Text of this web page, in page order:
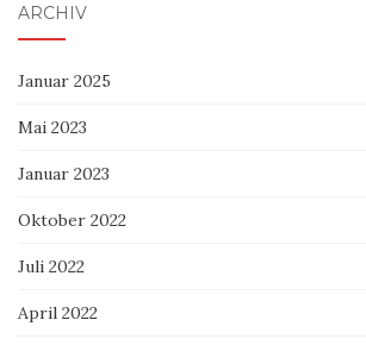
ARCHIV
Januar 2025
Mai 2023
Januar 2023
Oktober 2022
Juli 2022
April 2022